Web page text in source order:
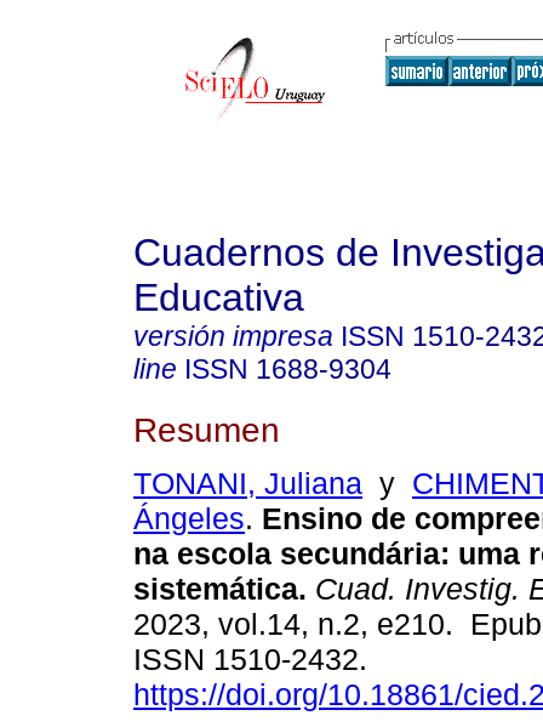
Cuadernos de
Educativa
versión impresa ISSN 1510-
line ISSN 1688-9304
Resumen
TONANI, Juliana y
Ángeles. Ensino de
na escola secundária: uma
sistemática. Cuad. Investig.
2023, vol.14, n.2, e210.
ISSN 1510-2432.
https://doi.org/10.18861/